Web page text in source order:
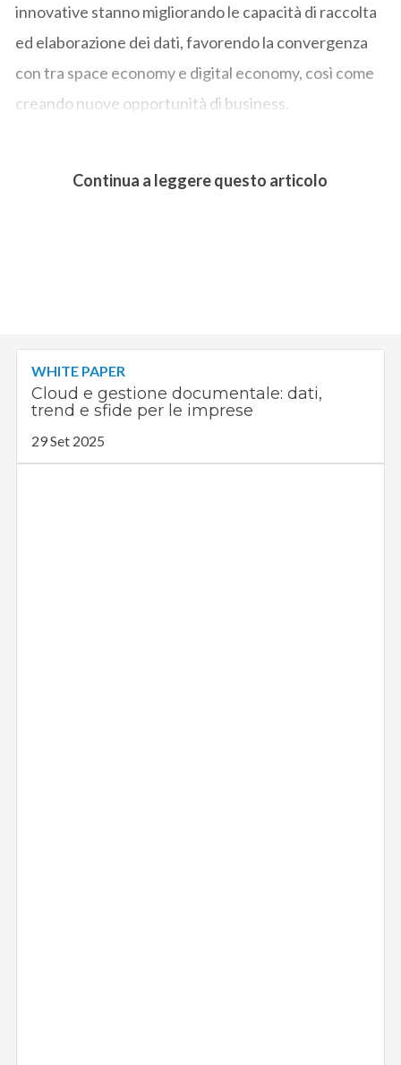
innovative stanno migliorando le capacità di raccolta
ed elaborazione dei dati, favorendo la convergenza
con tra space economy e digital economy, così come
creando nuove opportunità di business.
Continua a leggere questo articolo
WHITE PAPER
Cloud e gestione documentale: dati,
trend e sfide per le imprese
29 Set 2025